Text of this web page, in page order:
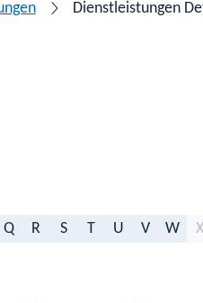
Dienstleistungen
Q R S T U V W X